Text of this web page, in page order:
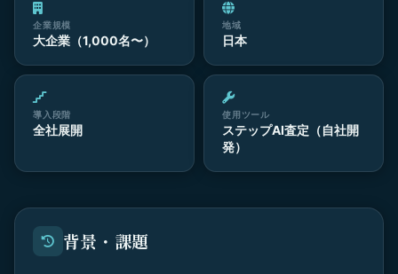
企業規模
大企業（1,000名〜）
地域
日本
導入段階
全社展開
使用ツール
ステップAI査定（自社開
発）
背景・課題